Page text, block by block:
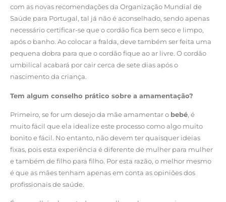
com as novas recomendações da Organização Mundial de
Saúde para Portugal, tal já não é aconselhado, sendo apenas
necessário certificar-se que o cordão fica bem seco e limpo,
após o banho. Ao colocar a fralda, deve também ser feita uma
pequena dobra para que o cordão fique ao ar livre. O cordão
umbilical acabará por cair cerca de sete dias após o
nascimento da criança.
Tem algum conselho prático sobre a amamentação?
Primeiro, se for um desejo da mãe amamentar o bebé, é
muito fácil que ela idealize este processo como algo muito
bonito e fácil. No entanto, não devem ter quaisquer ideias
fixas, pois esta experiência é diferente de mulher para mulher
e também de filho para filho. Por esta razão, o melhor mesmo
é que as mães tenham apenas em conta as opiniões dos
profissionais de saúde.